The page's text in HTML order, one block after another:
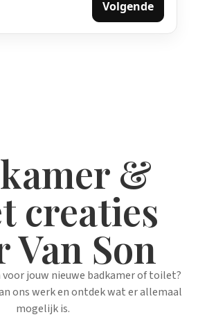
Volgende
&
creaties
Van Son
voor jouw nieuwe badkamer of toilet?
ons werk en ontdek wat er allemaal
mogelijk is.